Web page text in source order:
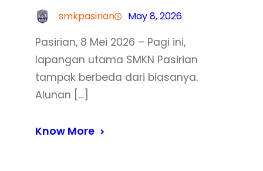
smkpasirian May 8, 2026
Pasirian, 8 Mei 2026 – Pagi ini,
lapangan utama SMKN Pasirian
tampak berbeda dari biasanya.
Alunan […]
Know More